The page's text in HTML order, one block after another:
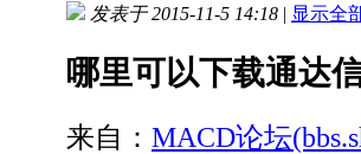
发表于 2015-11-5 14:18 | 显示全
哪里可以下载通达
来自： MACD论坛